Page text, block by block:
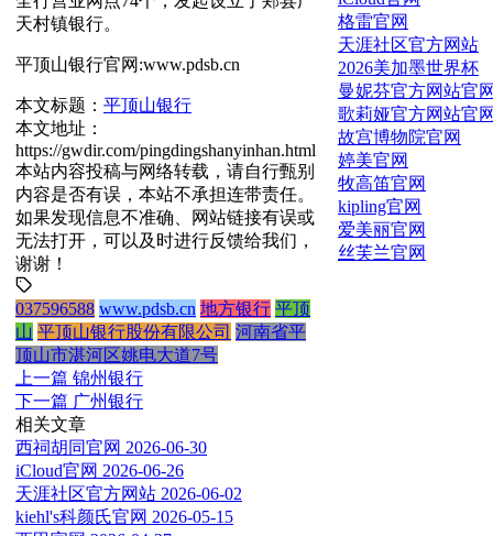
天村镇银行。
平顶山银行官网:www.pdsb.cn
本文标题： 平顶山银行
本文地址：
https://gwdir.com/pingdingshanyinhan.html
本站内容投稿与网络转载，请自行甄别
内容是否有误，本站不承担连带责任。
如果发现信息不准确、网站链接有误或
无法打开，可以及时进行反馈给我们，
谢谢！
037596588 www.pdsb.cn 地方银行 平顶
山 平顶山银行股份有限公司 河南省平
顶山市湛河区姚电大道7号
上一篇 锦州银行
下一篇 广州银行
相关文章
西祠胡同官网 2026-06-30
iCloud官网 2026-06-26
天涯社区官方网站 2026-06-02
kiehl's科颜氏官网 2026-05-15
格雷官网
天涯社区官方网站
2026美加墨世界杯
曼妮芬官方网站官
歌莉娅官方网站官
故宫博物院官网
婷美官网
牧高笛官网
kipling官网
爱美丽官网
丝芙兰官网